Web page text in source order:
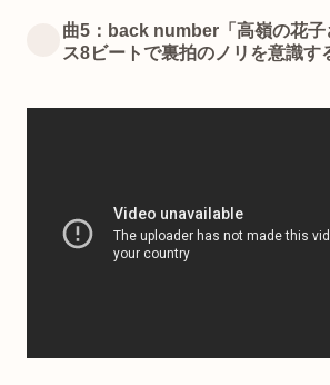
曲5：back number「高嶺の花子
ス8ビートで裏拍のノリを意識す